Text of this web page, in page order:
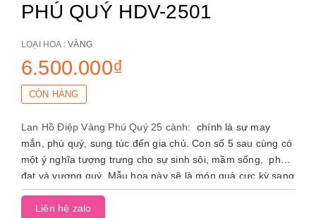
PHÚ QUÝ HDV-2501
LOẠI HOA :VÀNG
6.500.000₫
CÒN HÀNG
Lan Hồ Điệp Vàng Phú Quý 25 cành: chính là sự may
mắn, phú quý, sung túc đến gia chủ. Con số 5 sau cùng có
một ý nghĩa tượng trưng cho sự sinh sôi, mầm sống, phát
đạt và vượng quý. Mẫu hoa này sẽ là món quà cực kỳ sang
trọng và cao cấp phù hợp dành tặng sếp, giám đốc hay
lãnh đạo cao cấp vào những dịp chúc mừng sinh nhật,
Liên hệ zalo